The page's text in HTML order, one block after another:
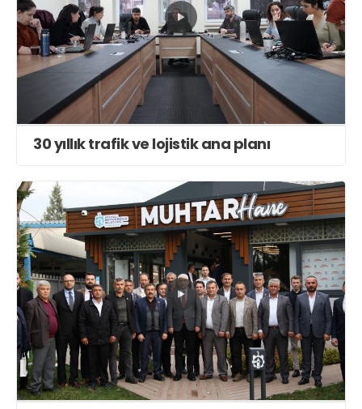
30 yıllık trafik ve lojistik ana planı